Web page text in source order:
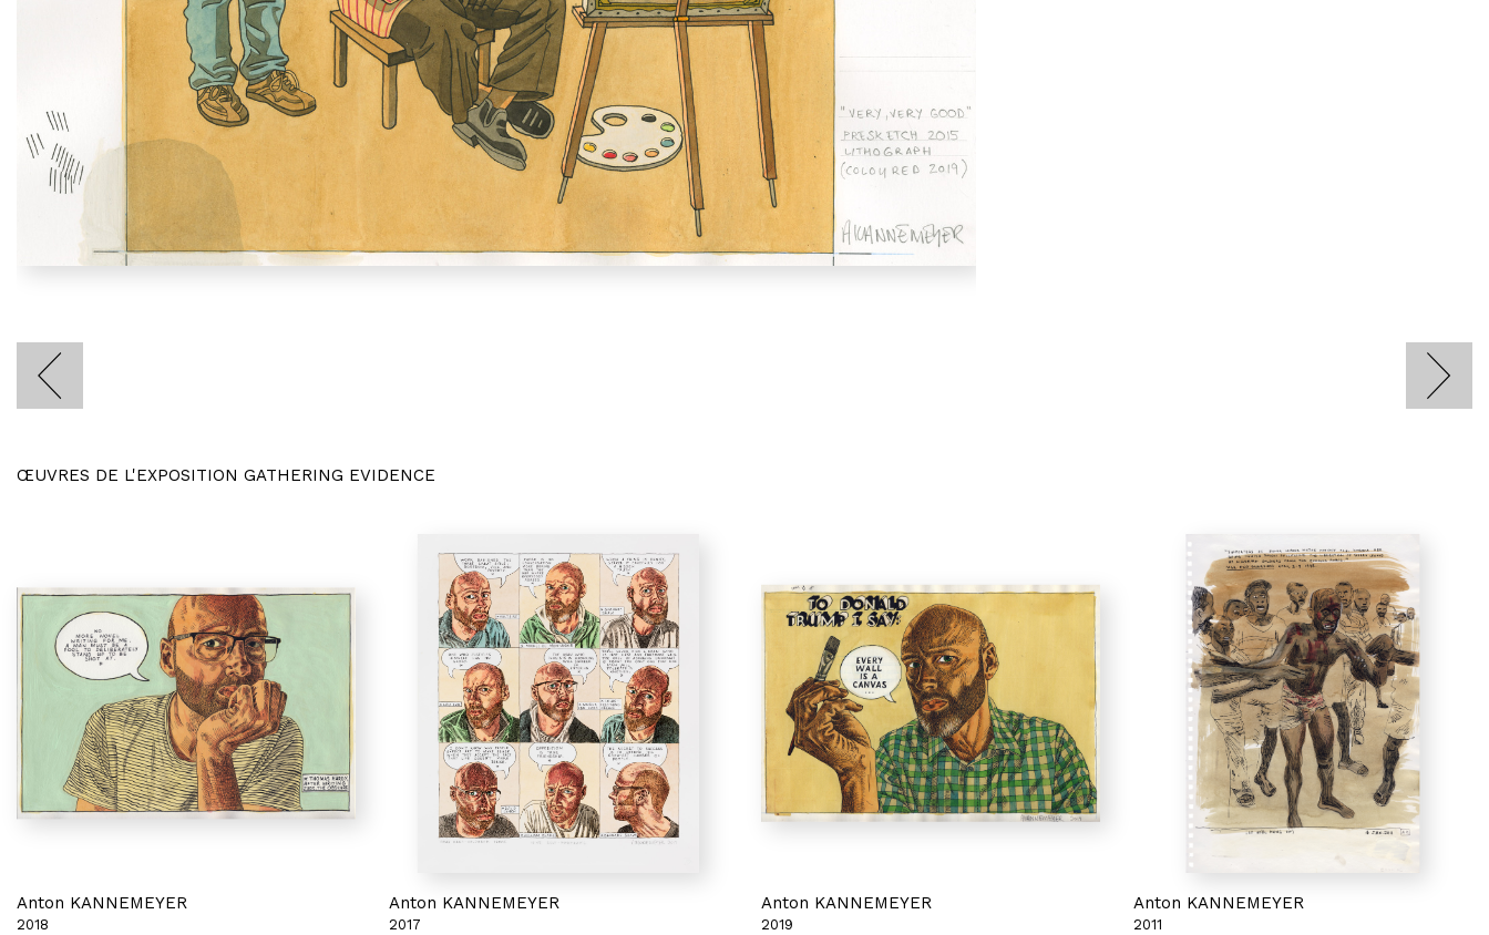
ŒUVRES DE L'EXPOSITION GATHERING EVIDENCE
Anton KANNEMEYER
2018
Anton KANNEMEYER
2017
Anton KANNEMEYER
2019
Anton KANNEMEYER
2011